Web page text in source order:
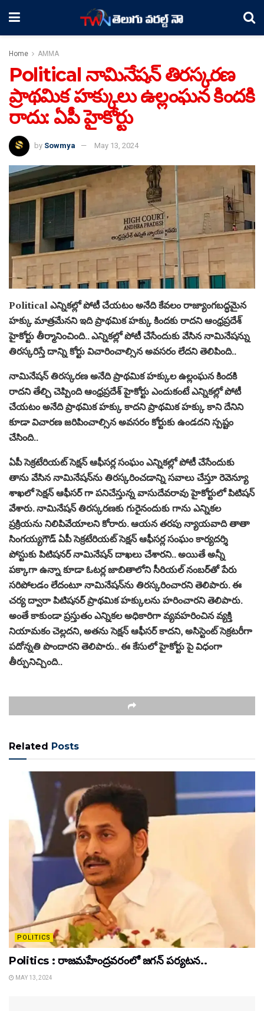
Home AMMA
Political నామినేషన్ తిరస్కరణ
ప్రాథమిక హక్కులు ఉల్లంఘన కిందకి
రాదు: ఏపీ హైకోర్టు
by Sowmya May 13, 2024
Political ఎన్నికల్లో పోటీ చేయటం అనేది కేవలం రాజ్యాంగబద్ధమైన
హక్కు మాత్రమేనని ఇది ప్రాథమిక హక్కు కిందకు రాదని ఆంధ్రప్రదేశ్
హైకోర్టు తీర్మానించింది.. ఎన్నికల్లో పోటీ చేసేందుకు వేసిన నామినేషన్ను
తిరస్కరిస్తే దాన్ని కోర్టు విచారించాల్సిన అవసరం లేదని తెలిపింది..
నామినేషన్ తిరస్కరణ అనేది ప్రాథమిక హక్కుల ఉల్లంఘన కిందకి
రాదని తేల్చి చెప్పింది ఆంధ్రప్రదేశ్ హైకోర్టు ఎందుకంటే ఎన్నికల్లో పోటీ
చేయటం అనేది ప్రాథమిక హక్కు కాదని ప్రాథమిక హక్కు కాని దేనిని
కూడా విచారణ జరిపించాల్సిన అవసరం కోర్టుకు ఉండదని స్పష్టం
చేసింది..
ఏపీ సెక్రటేరియట్‌ సెక్షన్‌ ఆఫీసర్ల సంఘం ఎన్నికల్లో పోటీ చేసేందుకు
తాను వేసిన నామినేషన్‌ను తిరస్కరించడాన్ని సవాలు చేస్తూ రెవెన్యూ
శాఖలో సెక్షన్‌ ఆఫీసర్‌ గా పనిచేస్తున్న వాసుదేవరావు హైకోర్టులో పిటిషన్‌
వేశారు. నామినేషన్ తిరస్కరణకు గురైనందుకు గాను ఎన్నికల
ప్రక్రియను నిలిపివేయాలని కోరారు. ఆయన తరపు న్యాయవాది తాతా
సింగయ్యగౌడ్‌ ఏపీ సెక్రటేరియట్‌ సెక్షన్‌ ఆఫీసర్ల సంఘం కార్యదర్శి
పోస్టుకు పిటిషనర్‌ నామినేషన్‌ దాఖలు చేశారని.. అయితే అన్నీ
పక్కాగా ఉన్నా కూడా ఓటర్ల జాబితాలోని సీరియల్‌ నంబర్‌తో పేరు
సరిపోలడం లేదంటూ నామినేషన్‌ను తిరస్కరించారని తెలిపారు. ఈ
చర్య ద్వారా పిటిషనర్‌ ప్రాథమిక హక్కులను హరించారని తెలిపారు.
అంతే కాకుండా ప్రస్తుతం ఎన్నికల అధికారిగా వ్యవహరించిన వ్యక్తి
నియామకం చెల్లదని, అతను సెక్షన్‌ ఆఫీసర్‌ కాదని, అసిస్టెంట్‌ సెక్రటరీగా
పదోన్నతి పొందారని తెలిపారు.. ఈ కేసులో హైకోర్టు పై విధంగా
తీర్పునిచ్చింది..
Related Posts
POLITICS
Politics : రాజమహేంద్రవరంలో జగన్ పర్యటన..
MAY 13, 2024